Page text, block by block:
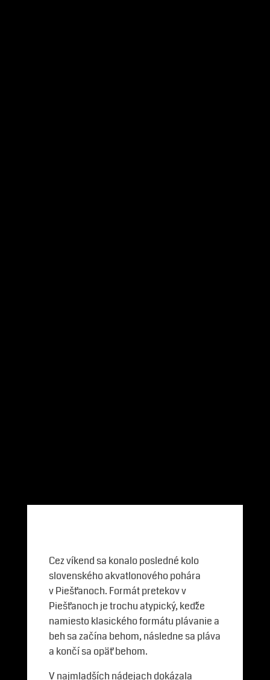
Cez víkend sa konalo posledné kolo
slovenského akvatlonového pohára
v Piešťanoch. Formát pretekov v
Piešťanoch je trochu atypický, keďže
namiesto klasického formátu plávanie a
beh sa začína behom, následne sa pláva
a končí sa opäť behom.
V najmladších nádejach dokázala